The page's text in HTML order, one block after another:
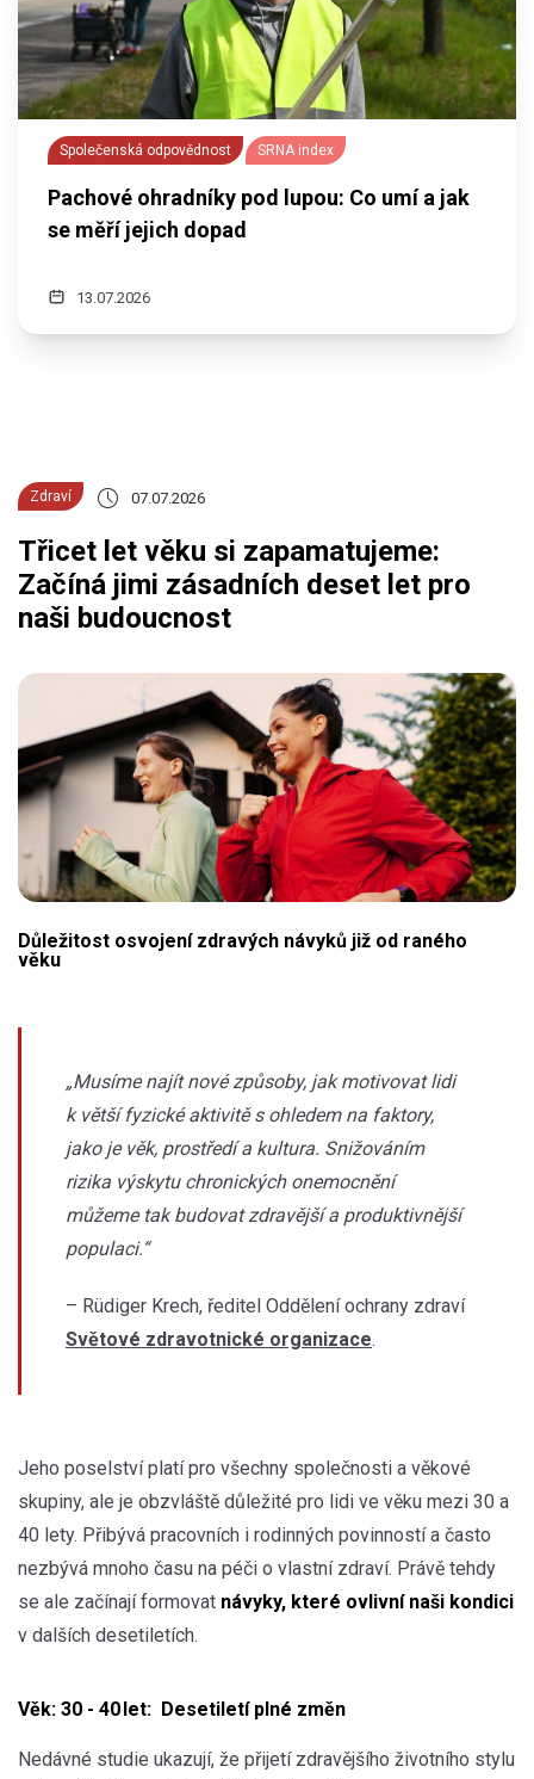
Společenská odpovědnost SRNA index
Pachové ohradníky pod lupou: Co umí a jak
se měří jejich dopad
13.07.2026
Zdraví 07.07.2026
Třicet let věku si zapamatujeme:
Začíná jimi zásadních deset let pro
naši budoucnost
Důležitost osvojení zdravých návyků již od raného
věku
„Musíme najít nové způsoby, jak motivovat lidi
k větší fyzické aktivitě s ohledem na faktory,
jako je věk, prostředí a kultura. Snižováním
rizika výskytu chronických onemocnění
můžeme tak budovat zdravější a produktivnější
populaci.“
– Rüdiger Krech, ředitel Oddělení ochrany zdraví
Světové zdravotnické organizace.
Jeho poselství platí pro všechny společnosti a věkové
skupiny, ale je obzvláště důležité pro lidi ve věku mezi 30 a
40 lety. Přibývá pracovních i rodinných povinností a často
nezbývá mnoho času na péči o vlastní zdraví. Právě tehdy
se ale začínají formovat návyky, které ovlivní naši kondici
v dalších desetiletích.
Věk: 30 - 40 let: Desetiletí plné změn
Nedávné studie ukazují, že přijetí zdravějšího životního stylu